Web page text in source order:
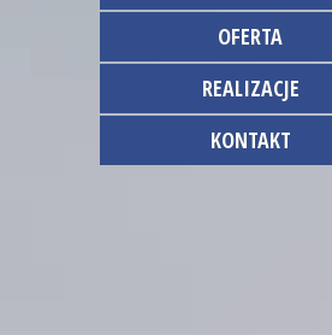
OFERTA
REALIZACJE
KONTAKT